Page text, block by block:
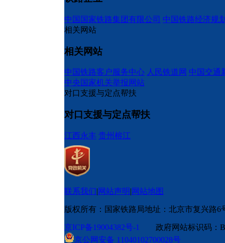
中国国家铁路集团有限公司 中国铁路经济规
相关网站
相关网站
中国铁路客户服务中心 人民铁道网 中国交通
中央国家机关举报网站
对口支援与定点帮扶
对口支援与定点帮扶
江西永丰 贵州榕江
联系我们|网站声明|网站地图
版权所有：国家铁路局地址：北京市复兴路6
京ICP备19004382号-1
政府网站标识码
京公网安备 11040102700028号